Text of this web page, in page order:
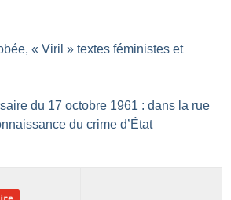
« Viril » textes féministes et
du 17 octobre 1961 : dans la rue
du crime d’État